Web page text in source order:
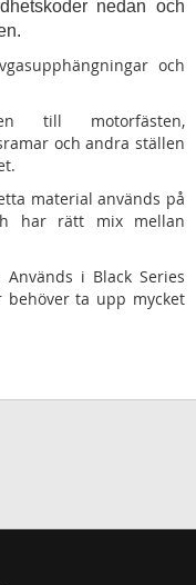
nedan och
och
till motorfästen,
och andra ställen
material används på
har rätt mix mellan
i Black Series
ta upp mycket